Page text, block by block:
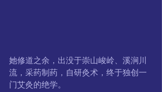
她修道之余，出没于崇山峻岭、溪涧川
流，采药制药，自研灸术，终于独创一
门艾灸的绝学。